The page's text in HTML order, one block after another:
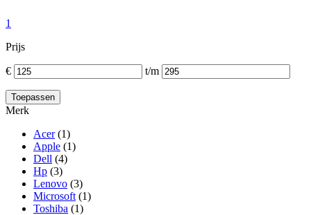
1
Prijs
€ t/m
Merk
Acer(1)
Apple (1)
Dell (4)
Hp (3)
Lenovo (3)
Microsoft (1)
Toshiba (1)